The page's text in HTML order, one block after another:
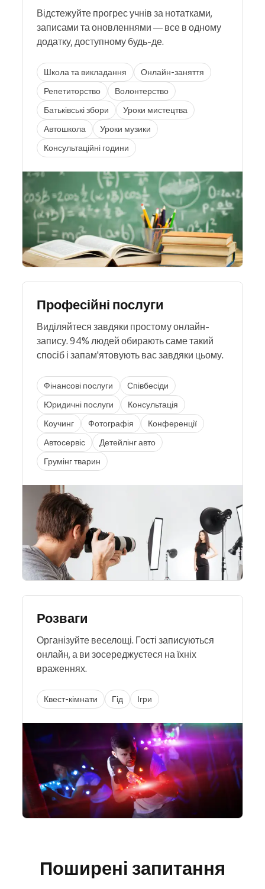
Відстежуйте прогрес учнів за нотатками,
записами та оновленнями — все в одному
додатку, доступному будь-де.
Школа та викладання
Онлайн-заняття
Репетиторство
Волонтерство
Батьківські збори
Уроки мистецтва
Автошкола
Уроки музики
Консультаційні години
Професійні послуги
Виділяйтеся завдяки простому онлайн-
запису. 94% людей обирають саме такий
спосіб і запам'ятовують вас завдяки цьому.
Фінансові послуги
Співбесіди
Юридичні послуги
Консультація
Коучинг
Фотографія
Конференції
Автосервіс
Детейлінг авто
Грумінг тварин
Розваги
Організуйте веселощі. Гості записуються
онлайн, а ви зосереджуєтеся на їхніх
враженнях.
Квест-кімнати Гід Ігри
Поширені запитання